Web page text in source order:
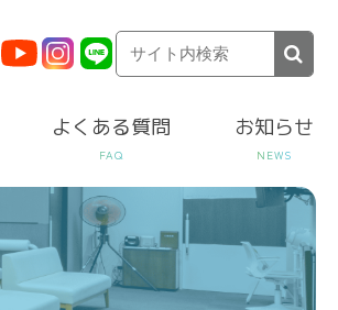
よくある質問 お知らせ